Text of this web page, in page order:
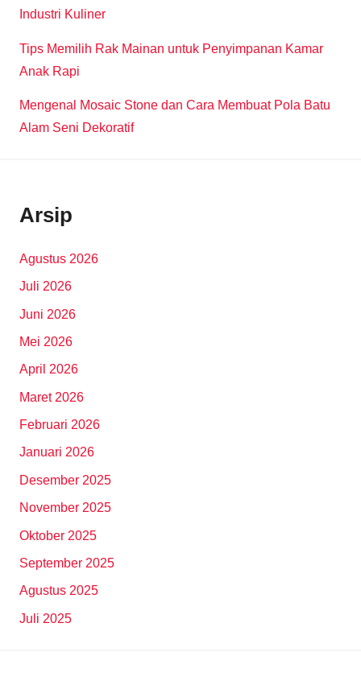
Industri Kuliner
Tips Memilih Rak Mainan untuk Penyimpanan Kamar
Anak Rapi
Mengenal Mosaic Stone dan Cara Membuat Pola Batu
Alam Seni Dekoratif
Arsip
Agustus 2026
Juli 2026
Juni 2026
Mei 2026
April 2026
Maret 2026
Februari 2026
Januari 2026
Desember 2025
November 2025
Oktober 2025
September 2025
Agustus 2025
Juli 2025